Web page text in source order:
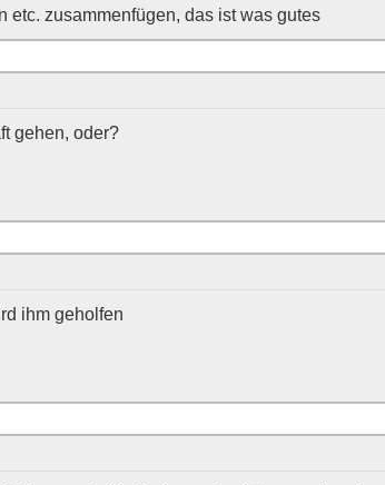
etc. zusammenfügen, das ist was gutes
gehen, oder?
ihm geholfen